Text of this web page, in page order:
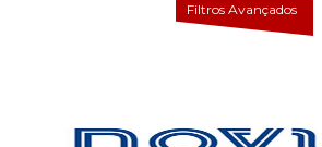
Filtros Avançados